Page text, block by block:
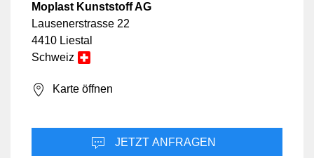
Moplast Kunststoff AG
Lausenerstrasse 22
4410 Liestal
Schweiz
Karte öffnen
JETZT ANFRAGEN